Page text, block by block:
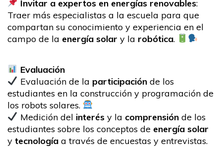
Invitar a expertos en energías renovables:
Traer más especialistas a la escuela para que
compartan su conocimiento y experiencia en el
campo de la energía solar y la robótica.
Evaluación
Evaluación de la participaciónde los
estudiantes en la construcción y programación de
los robots solares.
Medición del interésy la comprensiónde los
estudiantes sobre los conceptos de energía solar
y tecnología a través de encuestas y entrevistas.